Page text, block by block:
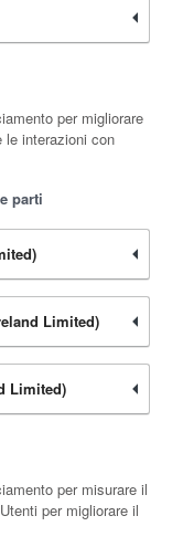
per migliorare
le interazioni con
parti
Limited)
Limited)
per misurare il
per migliorare il